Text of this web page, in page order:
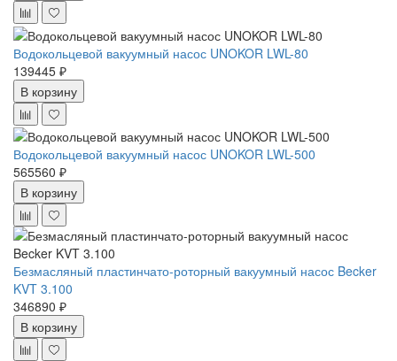
Водокольцевой вакуумный насос UNOKOR LWL-80
139445 ₽
В корзину
Водокольцевой вакуумный насос UNOKOR LWL-500
565560 ₽
В корзину
Безмасляный пластинчато-роторный вакуумный насос Becker
KVT 3.100
346890 ₽
В корзину